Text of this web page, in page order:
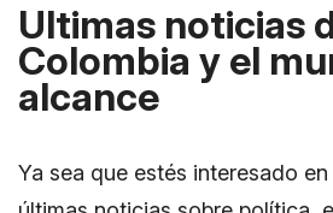
Ultimas noticias
Colombia y el
alcance
Ya sea que estés interesado